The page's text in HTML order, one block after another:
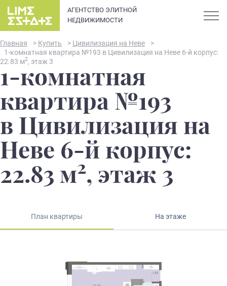
АГЕНТСТВО ЭЛИТНОЙ
НЕДВИЖИМОСТИ
О компании
Элитная недвижимость в
Санкт-Петербурге: каталог
квартир и апартаментов
премиум-класса
Главная > Купить > Цивилизация на Неве
>
1-комнатная квартира №193 в Цивилизация на Неве 6-й корпус:
22.83 м2, этаж 3
1-комнатная
квартира №193
в Цивилизация на
Неве 6-й корпус:
22.83 м2, этаж 3
План квартиры На этаже